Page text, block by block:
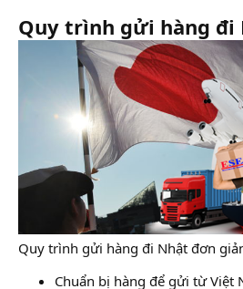
Quy trình gửi hàng đi
Quy trình gửi hàng đi Nhật đơn
Chuẩn bị hàng để gửi từ Việt